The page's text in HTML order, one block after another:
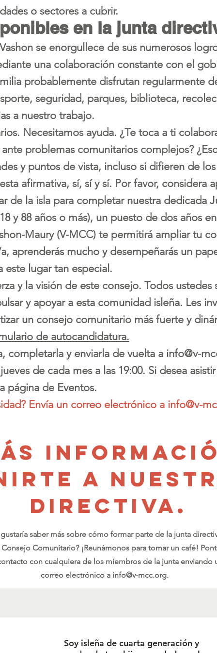
o sectores a cubrir.
en la junta
se enorgullece de sus numerosos
una colaboración constante con el
probablemente disfrutan regularmente
seguridad, parques, biblioteca,
a nuestro trabajo.
Necesitamos ayuda. ¿Te toca a ti
problemas comunitarios complejos?
y puntos de vista, incluso si difieren de
afirmativa, sí, sí y sí. Por favor, considera
de la isla para completar nuestra dedicada
y 88 años o más), un puesto de dos años
Maury (V-MCC) te permitirá ampliar tu
aprenderás mucho y desempeñarás un
este lugar tan especial.
y la visión de este consejo. Todos ustedes
y apoyar a esta comunidad isleña. Les
un consejo comunitario más fuerte y
de autocandidatura.
completarla y enviarla de vuelta a info@v-
de cada mes a las 19:00. Si desea
página de Eventos.
Envía un correo electrónico a info@v-
a
directiva.
gustaría saber más sobre cómo formar parte de la junta
Comunitario? ¡Reunámonos para tomar un café!
con cualquiera de los miembros de la junta enviando
correo electrónico a info@v-mcc.org.
Soy isleña de cuarta generación y